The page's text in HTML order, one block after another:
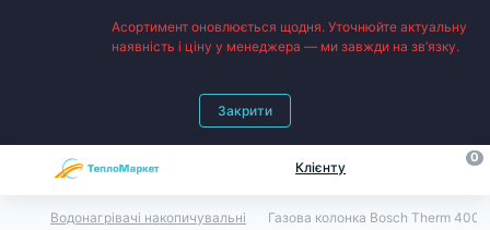
Асортимент оновлюється щодня. Уточнюйте актуальну
наявність і ціну у менеджера — ми завжди на зв’язку.
Закрити
Клієнту
0
Водонагрівачі накопичувальні Газова колонка Bosch Therm